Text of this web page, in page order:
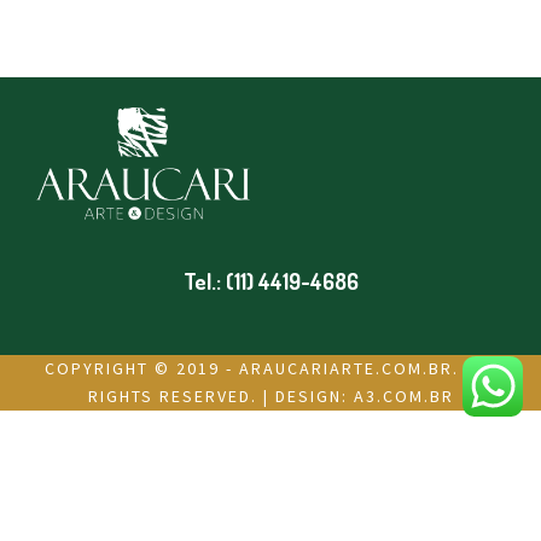
Tel.: (11) 4419-4686
COPYRIGHT © 2019 - ARAUCARIARTE.COM.BR. ALL
RIGHTS RESERVED. | DESIGN: A3.COM.BR